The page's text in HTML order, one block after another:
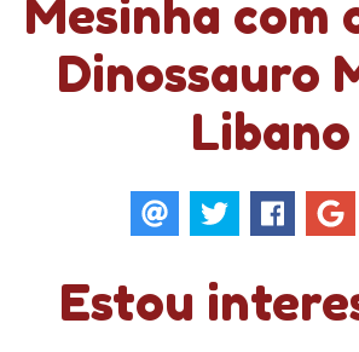
Mesinha com
Dinossauro
Libano
Estou